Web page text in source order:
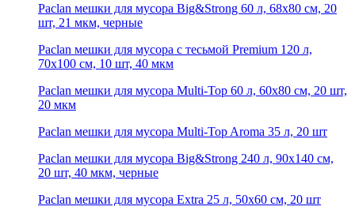
Paclan мешки для мусора Big&Strong 60 л, 68х80 см, 20
шт, 21 мкм, черные
Paclan мешки для мусора с тесьмой Premium 120 л,
70x100 см, 10 шт, 40 мкм
Paclan мешки для мусора Multi-Top 60 л, 60х80 см, 20 шт,
20 мкм
Paclan мешки для мусора Multi-Top Aroma 35 л, 20 шт
Paclan мешки для мусора Big&Strong 240 л, 90х140 см,
20 шт, 40 мкм, черные
Paclan мешки для мусора Extra 25 л, 50х60 см, 20 шт